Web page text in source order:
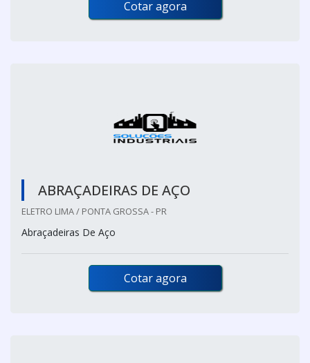
Cotar agora
ABRAÇADEIRAS DE AÇO
ELETRO LIMA / PONTA GROSSA - PR
Abraçadeiras De Aço
Cotar agora